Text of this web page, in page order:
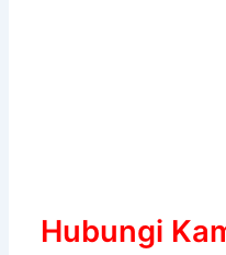
Hubungi